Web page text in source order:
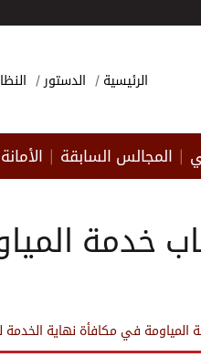
الرئيسية الدستور
المجالس السابقة
خدمة
المياومة في مكافأة نهاية